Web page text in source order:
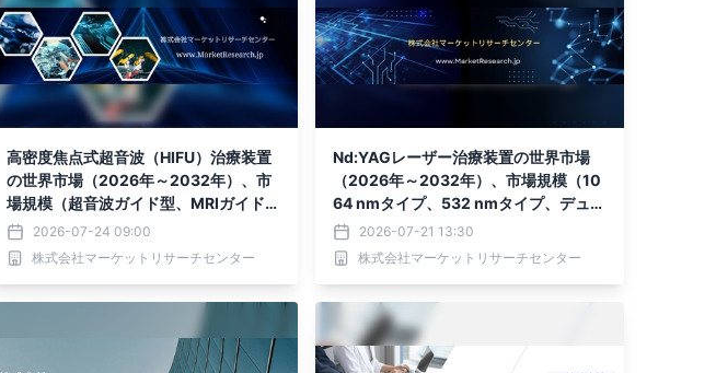
高密度焦点式超音波（HIFU）治療装置
の世界市場（2026年～2032年）、市
場規模（超音波ガイド型、MRIガイド
型）・分析レポートを発表
2026-07-24 09:00
株式会社マーケットリサーチセンター
Nd:YAGレーザー治療装置の世界市場
（2026年～2032年）、市場規模（10
64 nmタイプ、532 nmタイプ、デュア
ル波長タイプ）・分析レポートを発表
2026-07-21 13:30
株式会社マーケットリサーチセンター